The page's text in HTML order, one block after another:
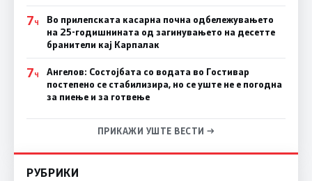
7Ч
Во прилепската касарна почна одбележувањето
на 25-годишнината од загинувањето на десетте
бранители кај Карпалак
7Ч
Ангелов: Состојбата со водата во Гостивар
постепено се стабилизира, но се уште не е погодна
за пиење и за готвење
ПРИКАЖИ УШТЕ ВЕСТИ →
РУБРИКИ